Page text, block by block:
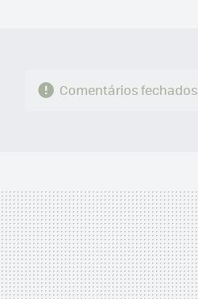
Comentários fechados